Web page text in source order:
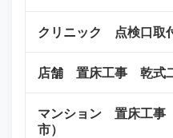
クリニック 点検口取
店舗 置床工事 乾式二
マンション 置床工事
市）